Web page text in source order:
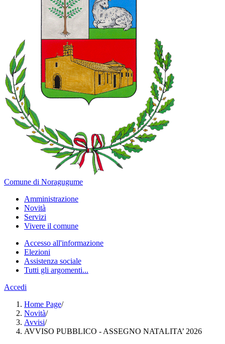
Comune di Noragugume
Amministrazione
Novità
Servizi
Vivere il comune
Accesso all'informazione
Elezioni
Assistenza sociale
Tutti gli argomenti...
Accedi
Home Page/
Novità/
Avvisi/
AVVISO PUBBLICO - ASSEGNO NATALITA’ 2026